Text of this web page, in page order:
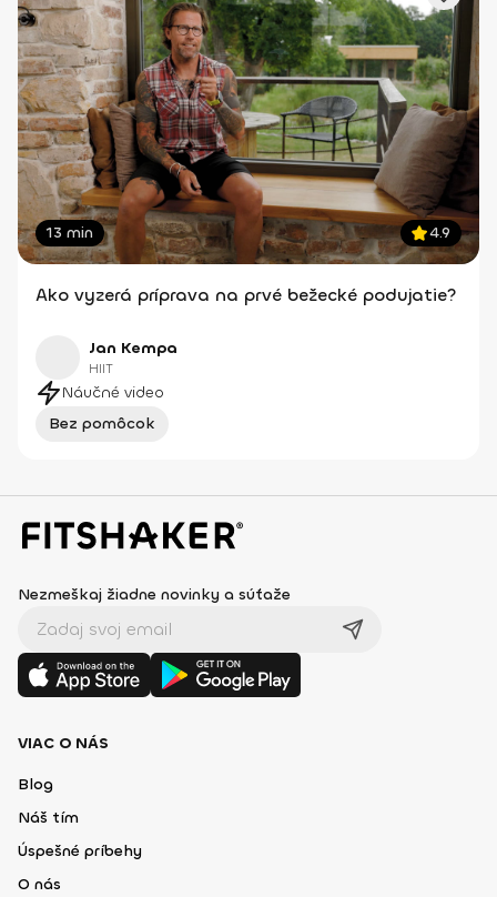
13 min 4.9
Ako vyzerá príprava na prvé bežecké podujatie?
Jan Kempa
HIIT
Náučné video
Bez pomôcok
Nezmeškaj žiadne novinky a súťaže
VIAC O NÁS
Blog
Náš tím
Úspešné príbehy
O nás